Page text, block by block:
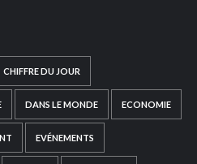
CHIFFRE DU JOUR
DANS LE MONDE ECONOMIE
EVÉNEMENTS